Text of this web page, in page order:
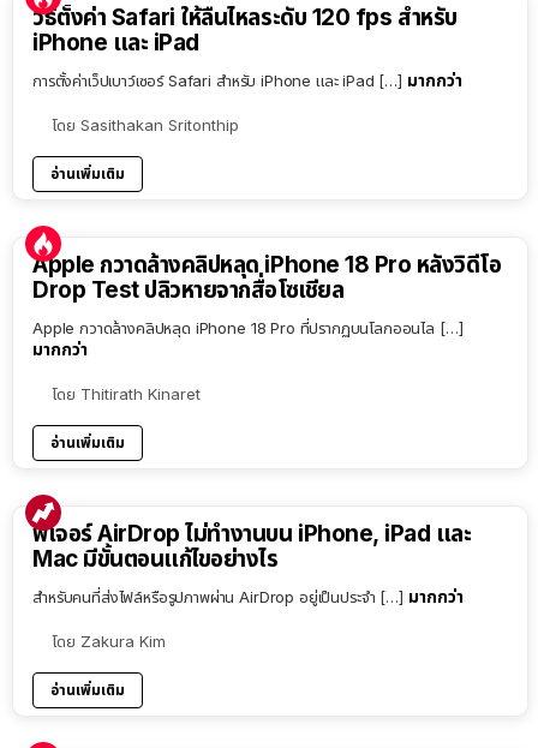
วิธีตั้งค่า Safari ให้ลื่นไหลระดับ 120 fps สำหรับ
iPhone และ iPad
การตั้งค่าเว็ปเบาว์เซอร์ Safari สำหรับ iPhone และ iPad […] มากกว่า
โดย Sasithakan Sritonthip
อ่านเพิ่มเติม
Apple กวาดล้างคลิปหลุด iPhone 18 Pro หลังวิดีโอ
Drop Test ปลิวหายจากสื่อโซเชียล
Apple กวาดล้างคลิปหลุด iPhone 18 Pro ที่ปรากฏบนโลกออนไล […]
มากกว่า
โดย Thitirath Kinaret
อ่านเพิ่มเติม
ฟีเจอร์ AirDrop ไม่ทำงานบน iPhone, iPad และ
Mac มีขั้นตอนแก้ไขอย่างไร
สำหรับคนที่ส่งไฟล์หรือรูปภาพผ่าน AirDrop อยู่เป็นประจำ […] มากกว่า
โดย Zakura Kim
อ่านเพิ่มเติม